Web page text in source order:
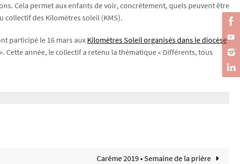
Cela permet aux enfants de voir, concrètement, quels peuvent être
collectif des Kilomètres soleil (KMS).
participé le 16 mars aux Kilomètres Soleil organisés dans le diocèse
Cette année, le collectif a retenu la thématique « Différents, tous
Carême 2019 • Semaine de la prière